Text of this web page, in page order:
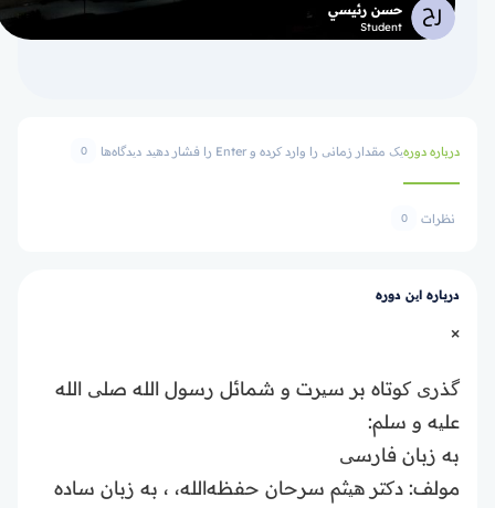
حسن رئيسي
Student
درباره دورهیک مقدار زمانی را وارد کرده و Enter را فشار دهید دیدگاه‌ها 0
نظرات 0
درباره این دوره
×
گذری کوتاه بر سیرت و شمائل رسول الله صلی الله
علیه و سلم:
به زبان فارسی
مولف: دکتر هیثم سرحان حفظه‌الله، ، به زبان ساده